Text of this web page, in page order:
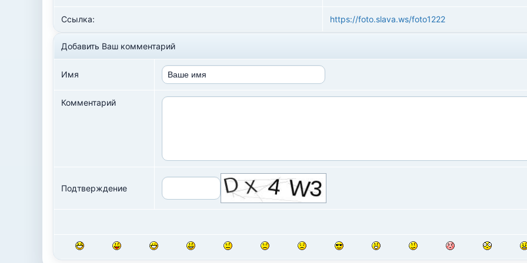
Ссылка: https://foto.slava.ws/foto1222
Добавить Ваш комментарий
Имя
Комментарий
Подтверждение